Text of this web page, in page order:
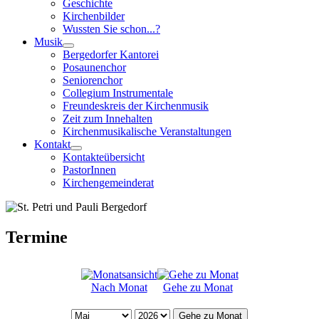
Geschichte
Kirchenbilder
Wussten Sie schon...?
Musik
Bergedorfer Kantorei
Posaunenchor
Seniorenchor
Collegium Instrumentale
Freundeskreis der Kirchenmusik
Zeit zum Innehalten
Kirchenmusikalische Veranstaltungen
Kontakt
Kontakteübersicht
PastorInnen
Kirchengemeinderat
Termine
Nach Monat Gehe zu Monat
Gehe zu Monat